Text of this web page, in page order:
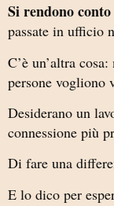
Si rendono
passate in ufficio
C’è un’altra
persone vogliono
Desiderano un
connessione più
Di fare una
E lo dico per